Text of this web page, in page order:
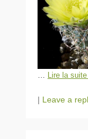
… Lire la
| Leave a